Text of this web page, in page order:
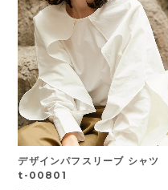
デザインパフスリーブ シャツ
t-00801